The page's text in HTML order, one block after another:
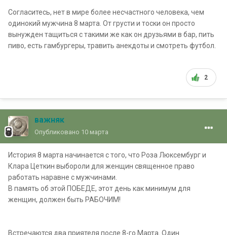
Согласитесь, нет в мире более несчастного человека, чем
одинокий мужчина 8 марта. От грусти и тоски он просто
вынужден тащиться с такими же как он друзьями в бар, пить
пиво, есть гамбургеры, травить анекдоты и смотреть футбол.
2
важняк
Опубликовано 10 марта
История 8 марта начинается с того, что Роза Люксембург и
Клара Цеткин выбороли для женщин священное право
работать наравне с мужчинами.
В память об этой ПОБЕДЕ, этот день как минимум для
женщин, должен быть РАБОЧИМ!
Встречаются два приятеля после 8-го Марта. Один